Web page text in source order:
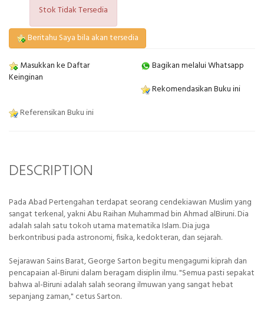
Stok Tidak Tersedia
Beritahu Saya bila akan tersedia
Masukkan ke Daftar
Keinginan
Bagikan melalui Whatsapp
Rekomendasikan Buku ini
Referensikan Buku ini
DESCRIPTION
Pada Abad Pertengahan terdapat seorang cendekiawan Muslim yang
sangat terkenal, yakni Abu Raihan Muhammad bin Ahmad alBiruni. Dia
adalah salah satu tokoh utama matematika Islam. Dia juga
berkontribusi pada astronomi, fisika, kedokteran, dan sejarah.
Sejarawan Sains Barat, George Sarton begitu mengagumi kiprah dan
pencapaian al-Biruni dalam beragam disiplin ilmu. "Semua pasti sepakat
bahwa al-Biruni adalah salah seorang ilmuwan yang sangat hebat
sepanjang zaman," cetus Sarton.